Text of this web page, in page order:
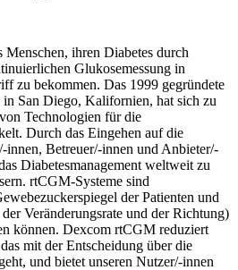
ihren Diabetes durch
Glukosemessung in
zu bekommen. Das 1999 gegründete
San Diego, Kalifornien, hat sich zu
Technologien für die
Durch das Eingehen auf die
innen, Betreuer/-innen und Anbieter/-
Diabetesmanagement weltweit zu
rtCGM-Systeme sind
der Patienten und
Veränderungsrate und der Richtung)
können. Dexcom rtCGM reduziert
mit der Entscheidung über die
und bietet unseren Nutzer/-innen